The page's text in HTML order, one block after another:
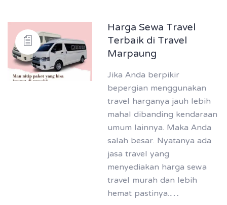
Harga Sewa Travel
Terbaik di Travel
Marpaung
Jika Anda berpikir
bepergian menggunakan
travel harganya jauh lebih
mahal dibanding kendaraan
umum lainnya. Maka Anda
salah besar. Nyatanya ada
jasa travel yang
menyediakan harga sewa
travel murah dan lebih
hemat pastinya.…